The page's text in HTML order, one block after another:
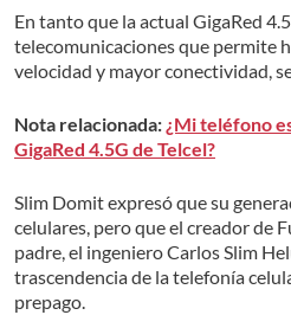
En tanto que la actual GigaRed
telecomunicaciones que permite
velocidad y mayor conectividad,
Nota relacionada: ¿Mi teléfono
GigaRed 4.5G de Telcel?
Slim Domit expresó que su
celulares, pero que el creador de
padre, el ingeniero Carlos Slim
trascendencia de la telefonía
prepago.